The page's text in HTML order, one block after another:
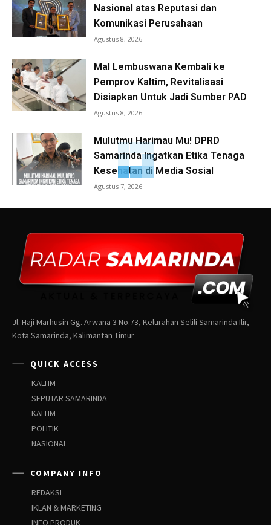
Nasional atas Reputasi dan
Komunikasi Perusahaan
Agustus 8, 2026
Mal Lembuswana Kembali ke
Pemprov Kaltim, Revitalisasi
Disiapkan Untuk Jadi Sumber PAD
Agustus 8, 2026
Mulutmu Harimau Mu! DPRD
Samarinda Ingatkan Etika Tenaga
Kesehatan di Media Sosial
Agustus 7, 2026
Jl. Haji Marhusin Gg. Arwana 3 No.73, Kelurahan Selili Samarinda Ilir,
Kota Samarinda, Kalimantan Timur
QUICK ACCESS
KALTIM
SEPUTAR SAMARINDA
KALTIM
POLITIK
NASIONAL
COMPANY INFO
REDAKSI
IKLAN & MARKETING
INFO PRODUK